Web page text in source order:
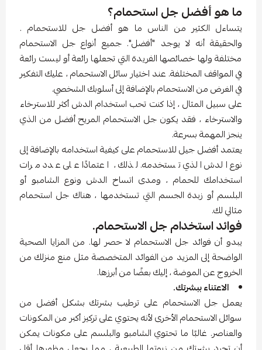
ما هو أفضل جل استحمام؟
يتساءل الكثير من الناس ما هو أفضل جل للاستحمام .
والحقيقة أنه لا يوجد "أفضل". جميع أنواع جل الاستحمام
مختلفة ولها خصائصها الفريدة التي تجعلها رائعة أو ليست رائعة
في المواقف المختلفة. عند اختيار سائل الاستحمام ، عليك التفكير
في الغرض من الاستحمام بالإضافة إلى أسلوبك الشخصي.
على سبيل المثال ، إذا كنت تحب استخدام الدش أكثر للاسترخاء
والاسترخاء ، فقد يكون جل الاستحمام المريح أفضل من الذي
ينجز المهمة بسرعة.
يعتمد أفضل جيل للاستحمام على كيفية استخدامه بالإضافة إلى
نوع الدش الذي تستخدمه. لذلك ، اعتمادًا على عدد مرات
استخدامك للحمام ، ومدى اتساخ الدش ونوع الشامبو أو
البلسم أو زبدة الجسم التي تستخدمها ، هناك جل استحمام
مثالي لك.
فوائد استخدام جل الاستحمام.
يبدو أن فوائد جل الاستحمام لا حصر لها. من المزايا الصحية
الواضحة إلى المزيد من الفوائد المتخصصة مثل منع منزلك من
الخروج عن الموضة ، إليك بعضًا من أبرزها.
الاعتناء ببشرتك.
يعمل جل الاستحمام على ترطيب بشرتك بشكل أفضل من
سوائل الاستحمام الأخرى لأنه يحتوي على تركيز أكبر من المكونات
والعناصر. غالبًا ما تحتوي الشامبو والبلسم على مكونات يمكن